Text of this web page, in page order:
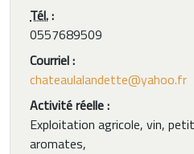
Tél.:
0557689509
Courriel :
chateaulalandette@yahoo.fr
Activité réelle :
Exploitation agricole, vin,
aromates,